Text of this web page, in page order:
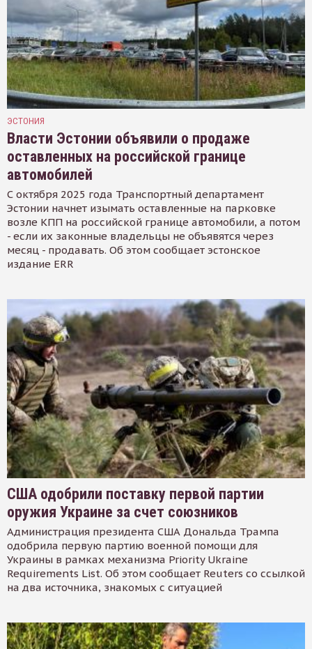
ЭСТОНИЯ
Власти Эстонии объявили о продаже
оставленных на российской границе
автомобилей
С октября 2025 года Транспортный департамент
Эстонии начнет изымать оставленные на парковке
возле КПП на российской границе автомобили, а потом
- если их законные владельцы не объявятся через
месяц - продавать. Об этом сообщает эстонское
издание ERR
США одобрили поставку первой партии
оружия Украине за счет союзников
Администрация президента США Дональда Трампа
одобрила первую партию военной помощи для
Украины в рамках механизма Priority Ukraine
Requirements List. Об этом сообщает Reuters со ссылкой
на два источника, знакомых с ситуацией